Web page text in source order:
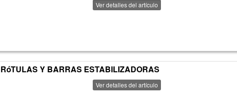
Ver detalles del artículo
Y BARRAS ESTABILIZADORAS
Ver detalles del artículo